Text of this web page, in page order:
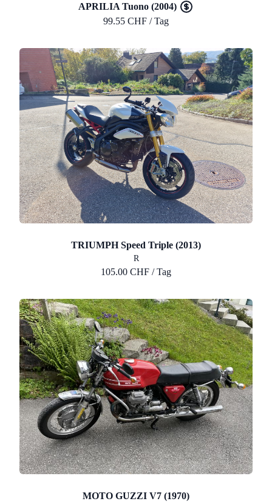
APRILIA Tuono (2004)
99.55 CHF / Tag
TRIUMPH Speed Triple (2013)
R
105.00 CHF / Tag
MOTO GUZZI V7 (1970)